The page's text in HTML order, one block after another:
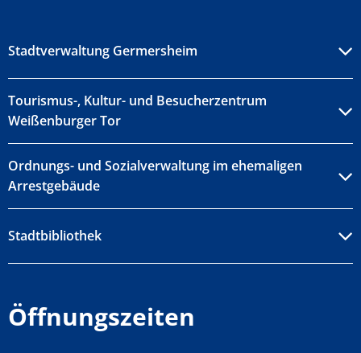
Stadtverwaltung Germersheim
Tourismus-, Kultur- und Besucherzentrum
Weißenburger Tor
Ordnungs- und Sozialverwaltung im ehemaligen
Arrestgebäude
Stadtbibliothek
Öffnungszeiten